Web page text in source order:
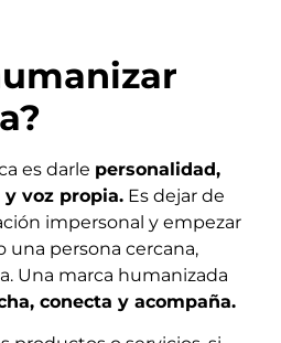
es darle personalidad,
y voz propia. Es dejar de
impersonal y empezar
una persona cercana,
Una marca humanizada
conecta y acompaña.